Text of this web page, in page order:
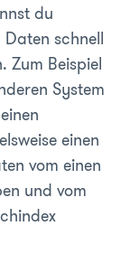
du
schnell
Zum Beispiel
System
einen
vom einen
und vom